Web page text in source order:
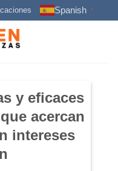
Spanish ▼
y eficaces
acercan
intereses